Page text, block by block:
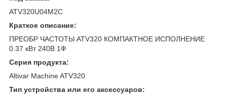
ATV320U04M2C
Краткое описание:
ПРЕОБР ЧАСТОТЫ ATV320 КОМПАКТНОЕ ИСПОЛНЕНИЕ
0.37 кВт 240В 1Ф
Серия продукта:
Altivar Machine ATV320
Тип устройства или его аксессуаров: